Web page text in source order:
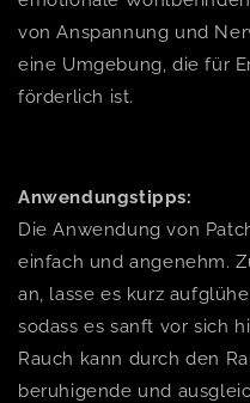
von Anspannung und
eine Umgebung, die für
förderlich ist.
Anwendungstipps:
Die Anwendung von
einfach und angenehm.
an, lasse es kurz
sodass es sanft vor sich
Rauch kann durch den
beruhigende und